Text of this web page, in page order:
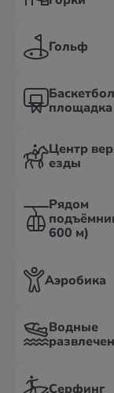
Гольф
площадка
Центр
езды
Рядом
600 м)
Аэробика
Водные
Серфинг